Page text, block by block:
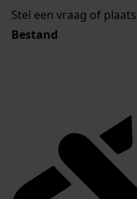
Stel een vraag of
Bestand